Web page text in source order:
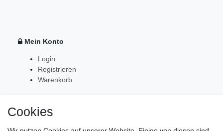
Mein Konto
Login
Registrieren
Warenkorb
Zahlung & Versand
Cookies